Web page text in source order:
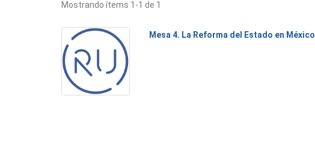
Mostrando ítems 1-1 de 1
Mesa 4. La Reforma del Estado en México